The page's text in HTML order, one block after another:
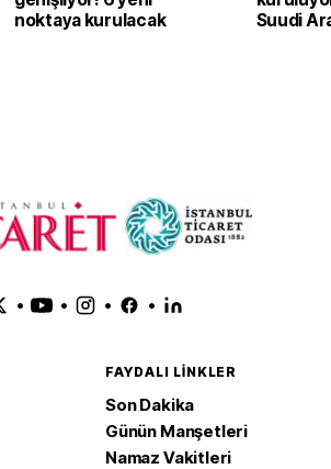
noktaya kurulacak
Suudi
• • • •
FAYDALI LINKLER
Son Dakika
Günün Manşetleri
Namaz Vakitleri